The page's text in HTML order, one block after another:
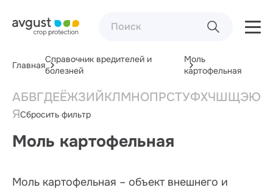
Главная
Справочник вредителей и
болезней
Моль
картофельная
АБВГДЕЁЖЗИЙКЛМНОПРСТУФХЧШЩЭЮ
ЯСбросить фильтр
Моль картофельная
Моль картофельная – объект внешнего и